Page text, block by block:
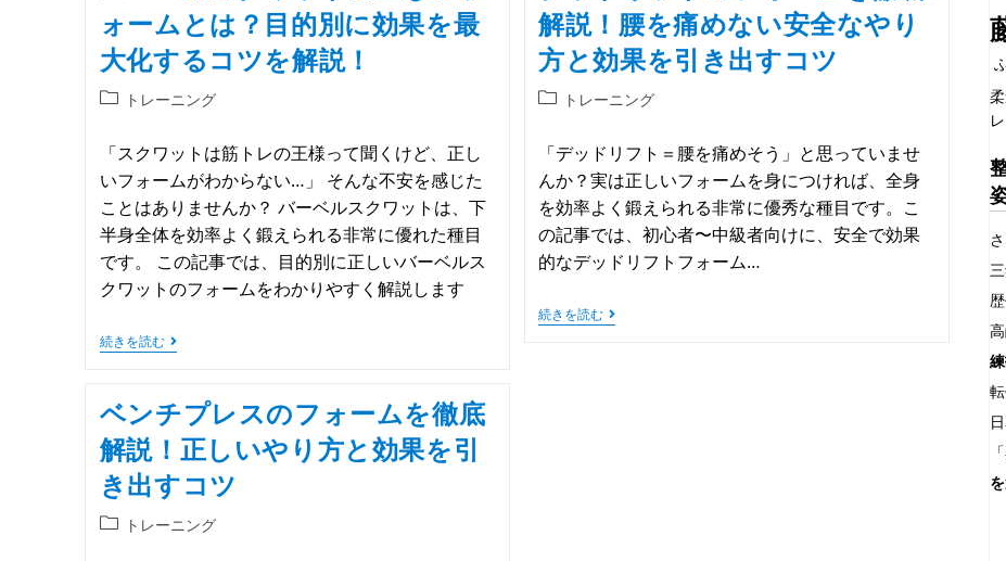
ォームとは？目的別に効果を最
大化するコツを解説！
トレーニング
「スクワットは筋トレの王様って聞くけど、正し
いフォームがわからない…」 そんな不安を感じた
ことはありませんか？ バーベルスクワットは、下
半身全体を効率よく鍛えられる非常に優れた種目
です。 この記事では、目的別に正しいバーベルス
クワットのフォームをわかりやすく解説します
続きを読む
解説！腰を痛めない安全なやり
方と効果を引き出すコツ
トレーニング
「デッドリフト＝腰を痛めそう」と思っていませ
んか？実は正しいフォームを身につければ、全身
を効率よく鍛えられる非常に優秀な種目です。こ
の記事では、初心者〜中級者向けに、安全で効果
的なデッドリフトフォーム…
続きを読む
ベンチプレスのフォームを徹底
解説！正しいやり方と効果を引
き出すコツ
トレーニング
歴